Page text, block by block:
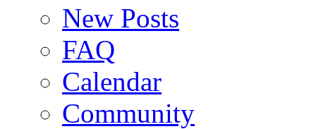
New Posts
FAQ
Calendar
Community